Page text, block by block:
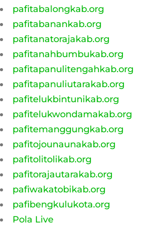
pafitabalongkab.org
pafitabanankab.org
pafitanatorajakab.org
pafitanahbumbukab.org
pafitapanulitengahkab.org
pafitapanuliutarakab.org
pafitelukbintunikab.org
pafitelukwondamakab.org
pafitemanggungkab.org
pafitojounaunakab.org
pafitolitolikab.org
pafitorajautarakab.org
pafiwakatobikab.org
pafibengkulukota.org
Pola Live